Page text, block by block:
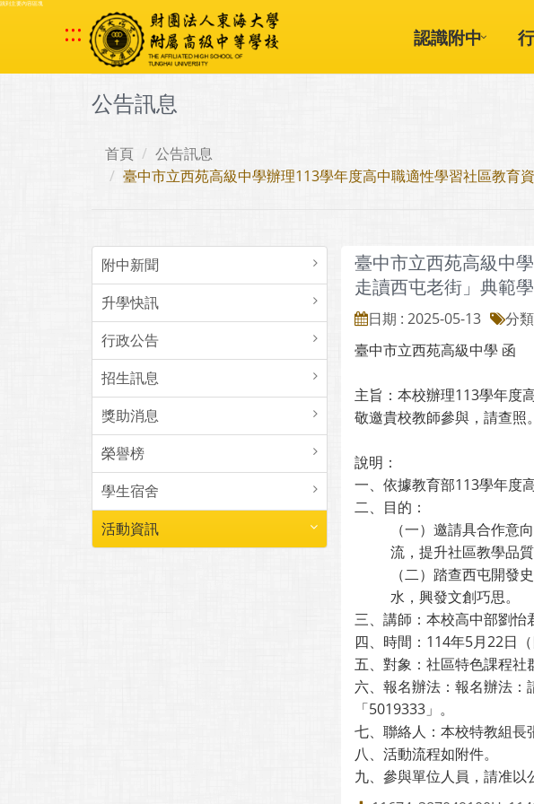
跳到主要內容區塊
::: 認識附中
公告訊息
首頁
公告訊息
臺中市立西苑高級中學辦理113學年度高中職適性學習社區教
附中新聞
升學快訊
行政公告
招生訊息
獎助消息
榮譽榜
學生宿舍
活動資訊
臺中市立西苑高級中
走讀西屯老街」典範
日期 : 2025-05-13 分
臺中市立西苑高級中學 函
主旨：本校辦理113學年度
敬邀貴校教師參與，請查照。
說明：
一、依據教育部113學年度
二、目的：
（一）邀請具合作意
流，提升社區教學品質
（二）踏查西屯開發
水，興發文創巧思。
三、講師：本校高中部劉怡
四、時間：114年5月22日
五、對象：社區特色課程社
六、報名辦法：報名辦法：
「5019333」。
七、聯絡人：本校特教組長
八、活動流程如附件。
九、參與單位人員，請准以